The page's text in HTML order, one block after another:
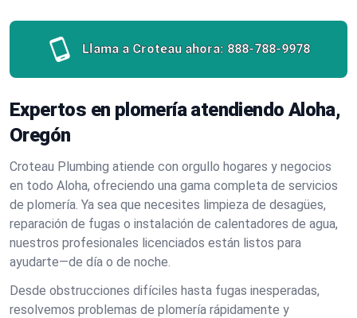
Llama a Croteau ahora: 888-788-9978
Expertos en plomería atendiendo Aloha,
Oregón
Croteau Plumbing atiende con orgullo hogares y negocios
en todo Aloha, ofreciendo una gama completa de servicios
de plomería. Ya sea que necesites limpieza de desagües,
reparación de fugas o instalación de calentadores de agua,
nuestros profesionales licenciados están listos para
ayudarte—de día o de noche.
Desde obstrucciones difíciles hasta fugas inesperadas,
resolvemos problemas de plomería rápidamente y